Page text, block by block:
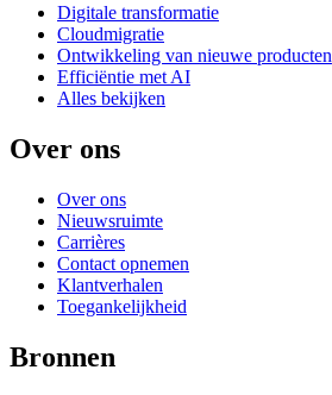
Digitale transformatie
Cloudmigratie
Ontwikkeling van nieuwe producten
Efficiëntie met AI
Alles bekijken
Over ons
Over ons
Nieuwsruimte
Carrières
Contact opnemen
Klantverhalen
Toegankelijkheid
Bronnen